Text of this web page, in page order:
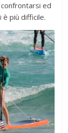
ed
è più difficile.